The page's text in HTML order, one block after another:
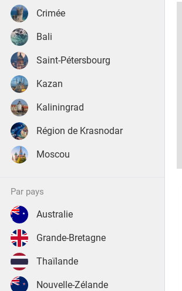
Crimée
Bali
Saint-Pétersbourg
Kazan
Kaliningrad
Région de Krasnodar
Moscou
par pays
Australie
Grande-Bretagne
Thaïlande
Nouvelle-Zélande